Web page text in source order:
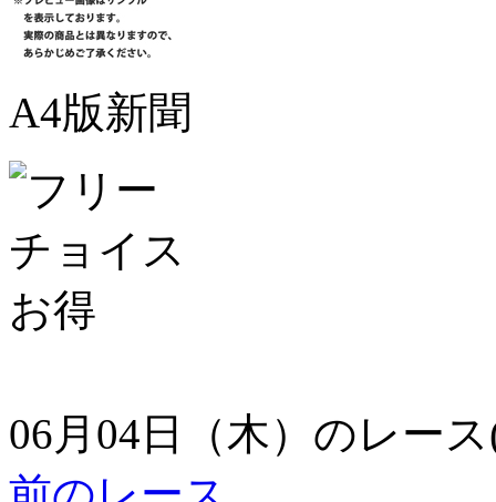
A4版新聞
06月04日（木）のレー